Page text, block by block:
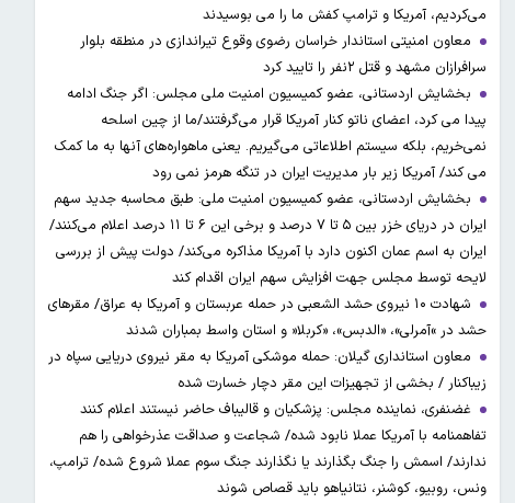
می‌کردیم، آمریکا و ترامپ کفش ما را می بوسیدند
معاون امنیتی استاندار خراسان رضوی وقوع تیراندازی در منطقه بلوار
سرافرازان مشهد و قتل ۲نفر را تایید کرد
بخشایش اردستانی، عضو کمیسیون امنیت ملی مجلس: اگر جنگ ادامه
پیدا می کرد، اعضای ناتو کنار آمریکا قرار می‌گرفتند/ما از چین اسلحه
نمی‌خریم، بلکه سیستم اطلاعاتی می‌گیریم. یعنی ماهواره‌های آنها به ما کمک
می کند/ آمریکا زیر بار مدیریت ایران در تنگه هرمز نمی رود
بخشایش اردستانی، عضو کمیسیون امنیت ملی: طبق محاسبه جدید سهم
ایران در دریای خزر بین ۵ تا ۷ درصد و برخی این ۶ تا ۱۱ درصد اعلام می‌کنند/
ایران به اسم عمان اکنون دارد با آمریکا مذاکره می‌کند/ دولت پیش از بررسی
لایحه توسط مجلس جهت افزایش سهم ایران اقدام کند
شهادت ۱۰ نیروی حشد الشعبی در حمله عربستان و آمریکا به عراق/ مقرهای
حشد در »آمرلی»، «الدبس»، «کربلا« و استان واسط بمباران شدند
معاون استانداری گیلان: حمله موشکی آمریکا به مقر نیروی دریایی سپاه در
زیباکنار / بخشی از تجهیزات این مقر دچار خسارت شده
غضنفری، نماینده مجلس: پزشکیان و قالیباف حاضر نیستند اعلام کنند
تفاهمنامه با آمریکا عملا نابود شده/ شجاعت و صداقت عذرخواهی را هم
ندارند/ اسمش را جنگ بگذارند یا نگذارند جنگ سوم عملا شروع شده/ ترامپ،
ونس، روبیو، کوشنر، نتانیاهو باید قصاص شوند